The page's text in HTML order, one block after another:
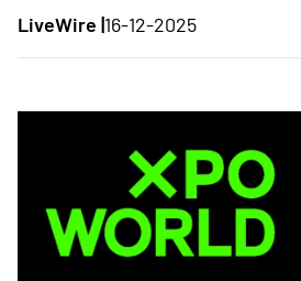
LiveWire |16-12-2025